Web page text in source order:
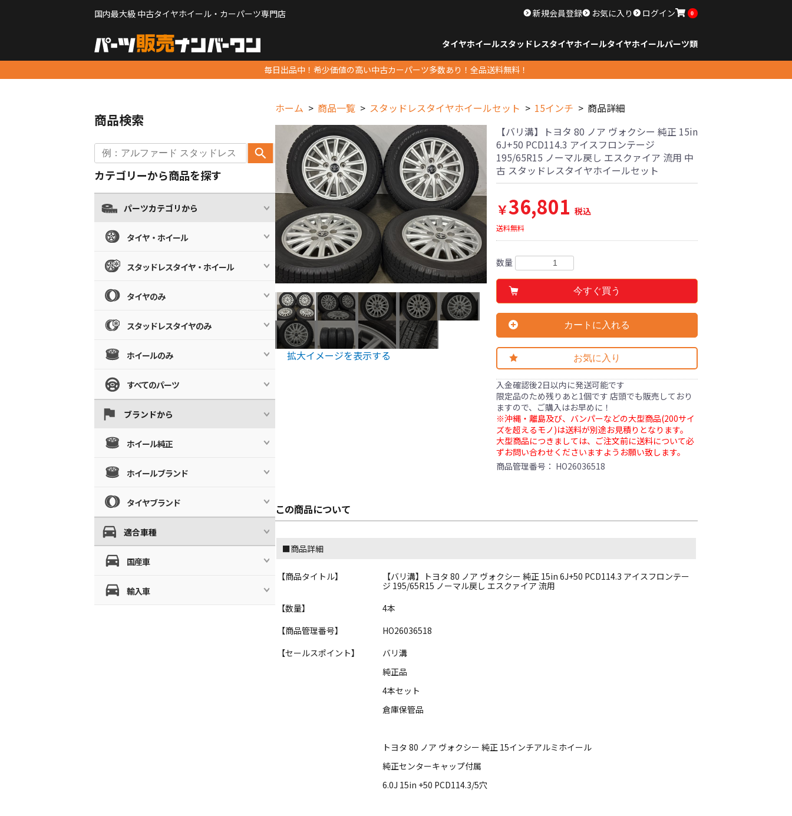
国内最大級 中古タイヤホイール・カーパーツ専門店 新規会員登録 お気に入り ログイン 0
タイヤホイールスタッドレスタイヤホイールタイヤホイールパーツ類
毎日出品中！希少価値の高い中古カーパーツ多数あり！全品送料無料！
ホーム 商品一覧 スタッドレスタイヤホイールセット 15インチ 商品詳細
拡大イメージを表示する
【バリ溝】トヨタ 80 ノア ヴォクシー 純正 15in
6J+50 PCD114.3 アイスフロンテージ
195/65R15 ノーマル戻し エスクァイア 流用 中
古 スタッドレスタイヤホイールセット
￥36,801 税込
送料無料
数量
今すぐ買う
カートに入れる
お気に入り
入金確認後2日以内に発送可能です
限定品のため残りあと1個です 店頭でも販売しており
ますので、ご購入はお早めに！
※沖縄・離島及び、バンパーなどの大型商品(200サイ
ズを超えるモノ)は送料が別途お見積りとなります。
大型商品につきましては、ご注文前に送料について必
ずお問い合わせくださいますようお願い致します。
商品管理番号： HO26036518
この商品について
■商品詳細
【商品タイトル】
【バリ溝】トヨタ 80 ノア ヴォクシー 純正 15in 6J+50 PCD114.3 アイスフロンテー
ジ 195/65R15 ノーマル戻し エスクァイア 流用
【数量】
4本
【商品管理番号】
HO26036518
【セールスポイント】
バリ溝
純正品
4本セット
倉庫保管品
トヨタ 80 ノア ヴォクシー 純正 15インチアルミホイール
純正センターキャップ付属
6.0J 15in +50 PCD114.3/5穴
商品検索
カテゴリーから商品を探す
パーツカテゴリから
タイヤ・ホイール
スタッドレスタイヤ・ホイール
タイヤのみ
スタッドレスタイヤのみ
ホイールのみ
すべてのパーツ
ブランドから
ホイール純正
ホイールブランド
タイヤブランド
適合車種
国産車
輸入車